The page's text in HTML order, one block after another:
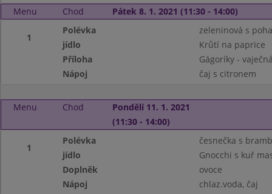
Menu Chod Pátek 8. 1. 2021 (11:30 - 14:00)
1
Polévka
zeleninová s
jídlo
Krůtí na paprice
Příloha
Gágoríky -
Nápoj
čaj s citronem
Menu Chod
Pondělí 11. 1. 2021
(11:30 - 14:00)
1
Polévka
česnečka s
jídlo
Gnocchi s kuř
Doplněk
ovoce
Nápoj
chlaz.voda, čaj